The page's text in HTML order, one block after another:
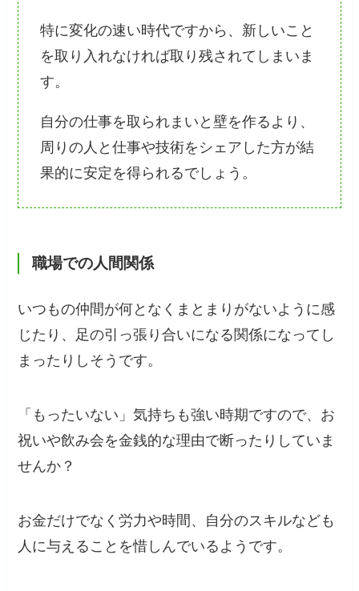
特に変化の速い時代ですから、新しいこと
を取り入れなければ取り残されてしまいま
す。
自分の仕事を取られまいと壁を作るより、
周りの人と仕事や技術をシェアした方が結
果的に安定を得られるでしょう。
職場での人間関係
いつもの仲間が何となくまとまりがないように感
じたり、足の引っ張り合いになる関係になってし
まったりしそうです。
「もったいない」気持ちも強い時期ですので、お
祝いや飲み会を金銭的な理由で断ったりしていま
せんか？
お金だけでなく労力や時間、自分のスキルなども
人に与えることを惜しんでいるようです。